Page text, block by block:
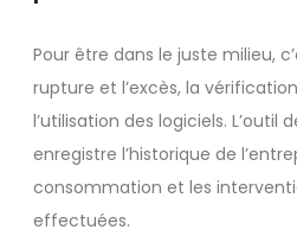
Pour être dans le juste milieu,
rupture et l’excès, la
l’utilisation des logiciels. L’outil
enregistre l’historique de
consommation et les
effectuées.